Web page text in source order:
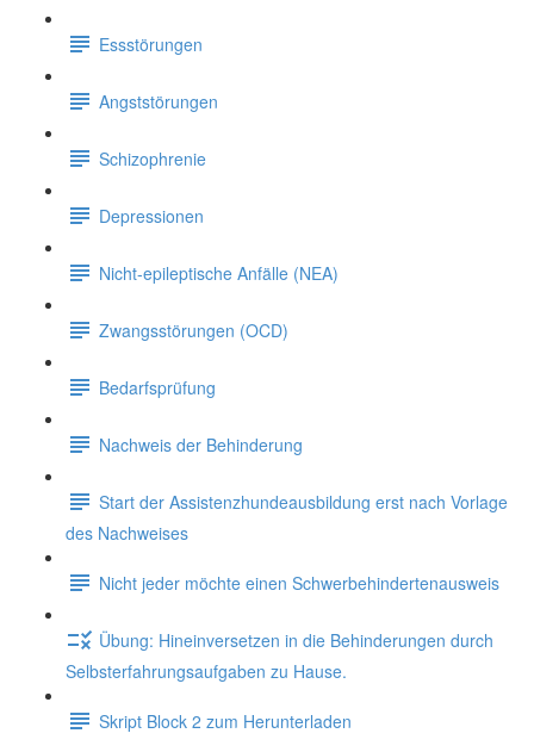
Essstörungen
Angststörungen
Schizophrenie
Depressionen
Nicht-epileptische Anfälle (NEA)
Zwangsstörungen (OCD)
Bedarfsprüfung
Nachweis der Behinderung
Start der Assistenzhundeausbildung erst nach Vorlage
des Nachweises
Nicht jeder möchte einen Schwerbehindertenausweis
Übung: Hineinversetzen in die Behinderungen durch
Selbsterfahrungsaufgaben zu Hause.
Skript Block 2 zum Herunterladen